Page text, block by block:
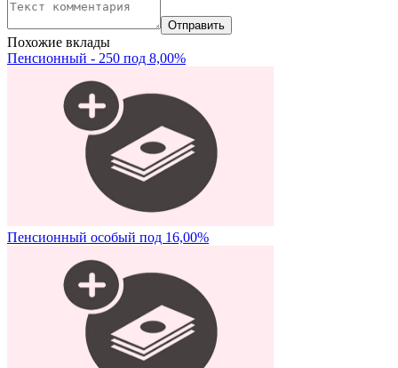
Похожие вклады
Пенсионный - 250 под 8,00%
Пенсионный особый под 16,00%